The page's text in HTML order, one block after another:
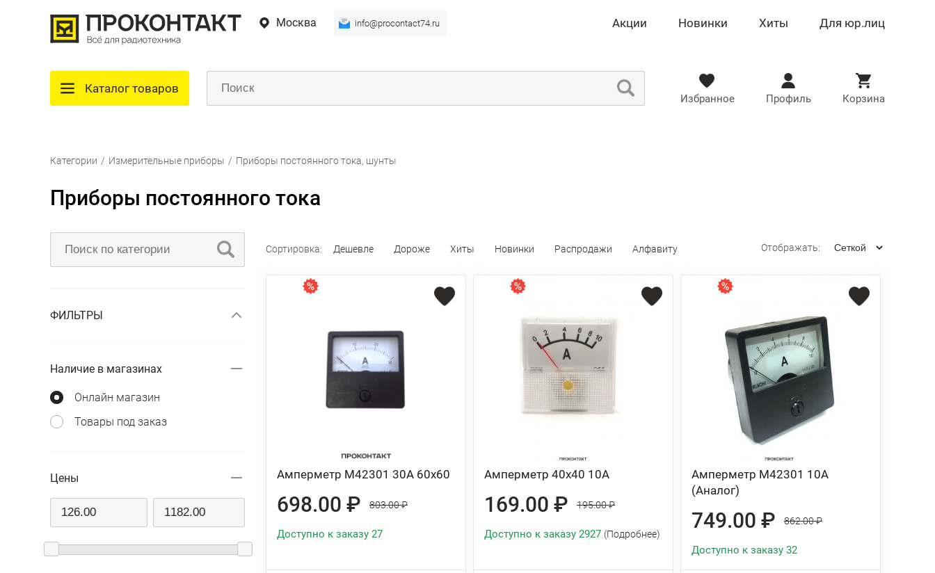
Москва info@procontact74.ru Акции Новинки Хиты Для юр.лиц
Каталог товаров
Избранное Профиль Корзина
Категории / Измерительные приборы / Приборы постоянного тока, шунты
Приборы постоянного тока
ФИЛЬТРЫ
Наличие в магазинах
Онлайн магазин
Товары под заказ
Цены
Сортировка: Дешевле Дороже Хиты Новинки Распродажи Алфавиту Отображать:
Амперметр М42301 30А 60x60
698.00 ₽ 803.00 ₽
Доступно к заказу 27
Амперметр 40х40 10А
169.00 ₽ 195.00 ₽
Доступно к заказу 2927 (Подробнее)
Амперметр М42301 10А
(Аналог)
749.00 ₽ 862.00 ₽
Доступно к заказу 32